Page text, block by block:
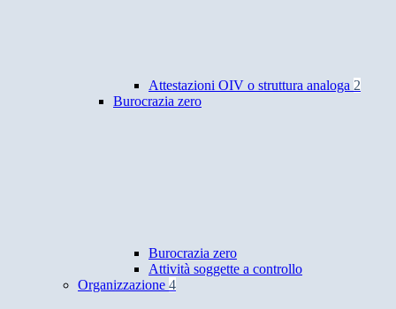
Attestazioni OIV o struttura analoga 2
Burocrazia zero
Burocrazia zero
Attività soggette a controllo
Organizzazione 4